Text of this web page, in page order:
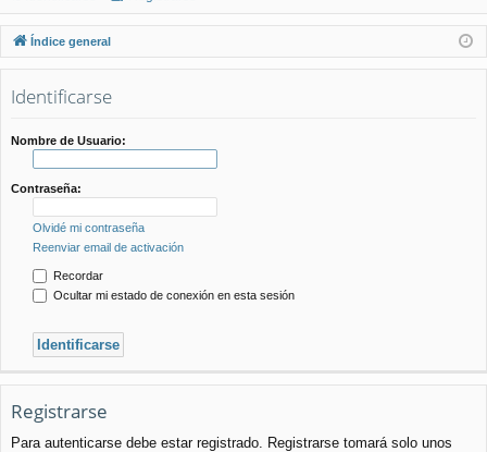
os
nt
ifi
ist
ra
Índice general
Identificarse
Nombre de Usuario:
Contraseña:
Olvidé mi contraseña
Reenviar email de activación
Recordar
Ocultar mi estado de conexión en esta sesión
Registrarse
Para autenticarse debe estar registrado. Registrarse tomará solo unos